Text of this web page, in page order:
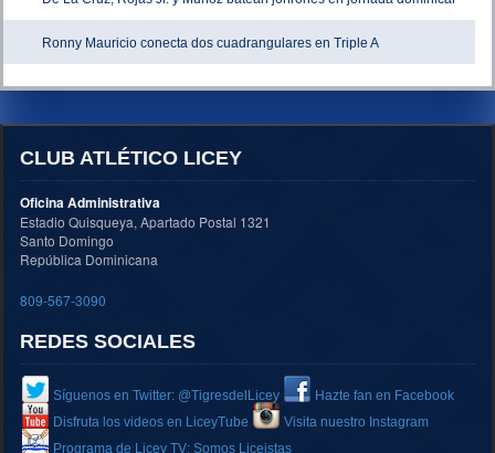
Ronny Mauricio conecta dos cuadrangulares en Triple A
CLUB ATLÉTICO LICEY
Oficina Administrativa
Estadio Quisqueya, Apartado Postal 1321
Santo Domingo
República Dominicana
809-567-3090
REDES SOCIALES
Síguenos en Twitter: @TigresdelLicey
Hazte fan en Facebook
Disfruta los videos en LiceyTube
Visita nuestro Instagram
Programa de Licey TV: Somos Liceistas